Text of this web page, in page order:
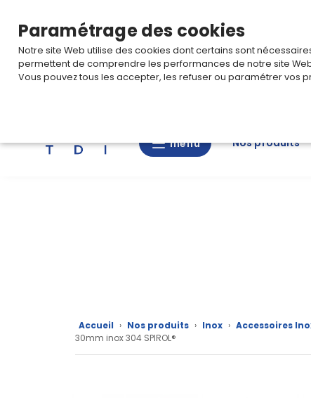
marques
menu
menu Nos produits
Accueil › Nos produits › Inox › Accessoires
30mm inox 304 SPIROL®
Paramétrage des cookies
Notre site Web utilise des cookies dont certains sont
permettent de comprendre les performances de notre site
Vous pouvez tous les accepter, les refuser ou paramétrer vos